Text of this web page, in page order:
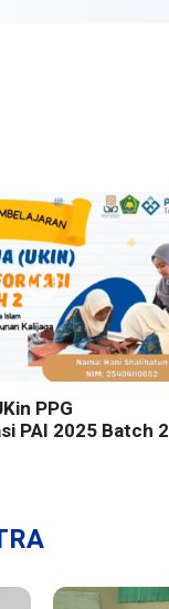
PPG
PAI 2025 Batch 2